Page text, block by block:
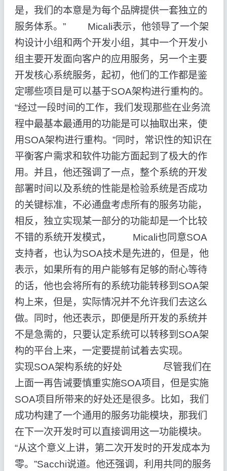
是，我们的本意是为每个品牌提供一套独立的
服务体系。” Micali表示，他领导了一个架
构设计小组和两个开发小组，其中一个开发小
组主要开发面向客户的应用服务，另一个主要
开发核心系统服务，起初，他们的工作都是鉴
定哪些项目是可以基于SOA架构进行重构的。
“经过一段时间的工作，我们发现那些在业务流
程中最基本最通用的功能是可以抽取出来，使
用SOA架构进行重构。”同时，常识性的知识在
平衡客户需求和软件功能方面起到了极大的作
用。并且，他还强调了一点，整个系统的开发
部署时间以及系统的性能是检验系统是否成功
的关键标准，不必通盘考虑所有的服务功能，
相反，独立实现某一部分的功能却是一个比较
不错的系统开发模式， Micali也同意SOA
支持者，也认为SOA技术是先进的，但是，他
表示，如果所有的用户能够有足够的耐心等待
的话，他也会将所有的系统功能转移到SOA架
构上来，但是，实际情况并不允许我们去这么
做。同时，他还表示，即便是所开发的系统并
不是急需的，只要认定系统可以转移到SOA架
构的平台上来，一定要提前试着去实现。
实现SOA架构系统的好处 尽管我们在
上面一再告诫要慎重实施SOA项目，但是实施
SOA项目所带来的好处还是很多。比如，我们
成功构建了一个通用的服务功能模块，那我们
在下一次开发时可以直接调用这一功能模块。
“从这个意义上讲，第二次开发时的开发成本为
零。”Sacchi说道。他还强调，利用共同的服务